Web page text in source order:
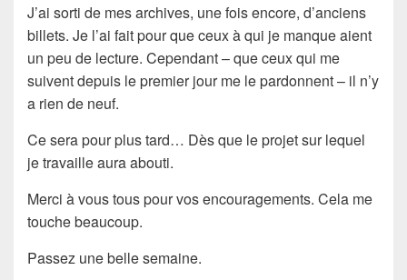
J’ai sorti de mes archives, une fois encore, d’anciens
billets. Je l’ai fait pour que ceux à qui je manque aient
un peu de lecture. Cependant – que ceux qui me
suivent depuis le premier jour me le pardonnent – il n’y
a rien de neuf.
Ce sera pour plus tard… Dès que le projet sur lequel
je travaille aura abouti.
Merci à vous tous pour vos encouragements. Cela me
touche beaucoup.
Passez une belle semaine.